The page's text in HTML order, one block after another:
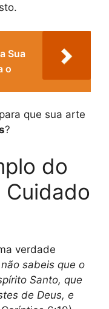
Sua
o
que sua arte
?
do
Cuidado
verdade
não sabeis que o
Santo, que
de Deus, e